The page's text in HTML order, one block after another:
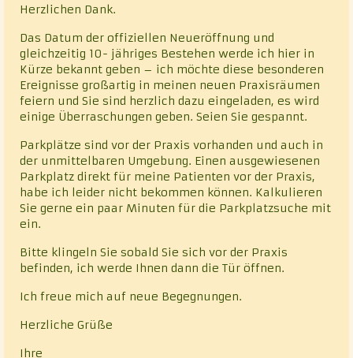
Herzlichen Dank.
Das Datum der offiziellen Neueröffnung und
gleichzeitig 10- jähriges Bestehen werde ich hier in
Kürze bekannt geben – ich möchte diese besonderen
Ereignisse großartig in meinen neuen Praxisräumen
feiern und Sie sind herzlich dazu eingeladen, es wird
einige Überraschungen geben. Seien Sie gespannt.
Parkplätze sind vor der Praxis vorhanden und auch in
der unmittelbaren Umgebung. Einen ausgewiesenen
Parkplatz direkt für meine Patienten vor der Praxis,
habe ich leider nicht bekommen können. Kalkulieren
Sie gerne ein paar Minuten für die Parkplatzsuche mit
ein.
Bitte klingeln Sie sobald Sie sich vor der Praxis
befinden, ich werde Ihnen dann die Tür öffnen.
Ich freue mich auf neue Begegnungen.
Herzliche Grüße
Ihre